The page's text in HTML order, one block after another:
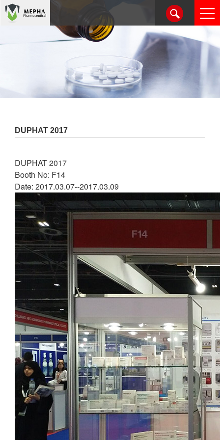
DUPHAT 2017
DUPHAT 2017
Booth No: F14
Date: 2017.03.07--2017.03.09